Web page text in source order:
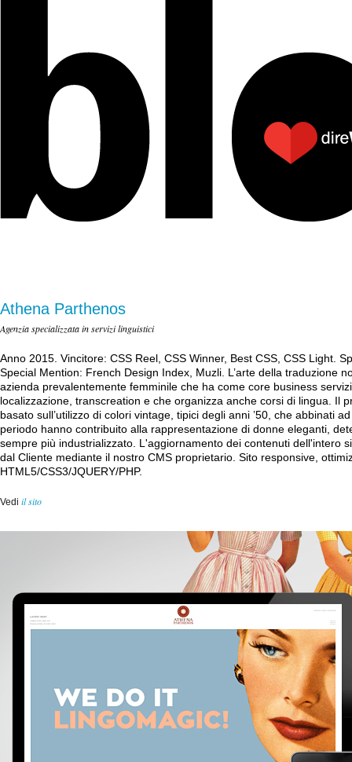
Athena Parthenos
Agenzia specializzata in servizi linguistici
Anno 2015. Vincitore: CSS Reel, CSS Winner, Best CSS, CSS Light.
Special Mention: French Design Index, Muzli. L’arte della traduzione
azienda prevalentemente femminile che ha come core business
localizzazione, transcreation e che organizza anche corsi di lingua. Il
basato sull’utilizzo di colori vintage, tipici degli anni ’50, che abbinati
periodo hanno contribuito alla rappresentazione di donne eleganti,
sempre più industrializzato. L'aggiornamento dei contenuti dell'intero
dal Cliente mediante il nostro CMS proprietario. Sito responsive,
HTML5/CSS3/JQUERY/PHP.
Vedi il sito